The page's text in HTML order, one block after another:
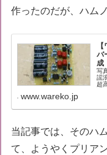
作ったのだが、ハム
バ
成
写
謡
超
www.wareko.jp
当記事では、そのハ
て、ようやくプリア